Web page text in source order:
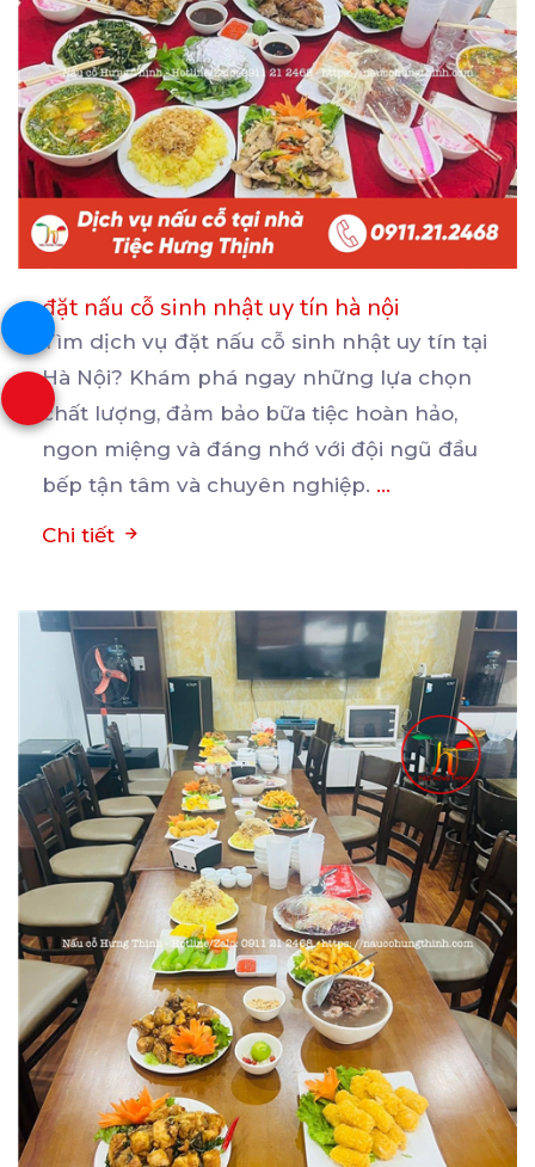
đặt nấu cỗ sinh nhật uy tín hà nội
Tìm dịch vụ đặt nấu cỗ sinh nhật uy tín tại
Hà Nội? Khám phá ngay những lựa chọn
chất lượng, đảm bảo bữa tiệc hoàn hảo,
ngon miệng và đáng nhớ với đội ngũ đầu
bếp tận tâm và chuyên nghiệp. ...
Chi tiết